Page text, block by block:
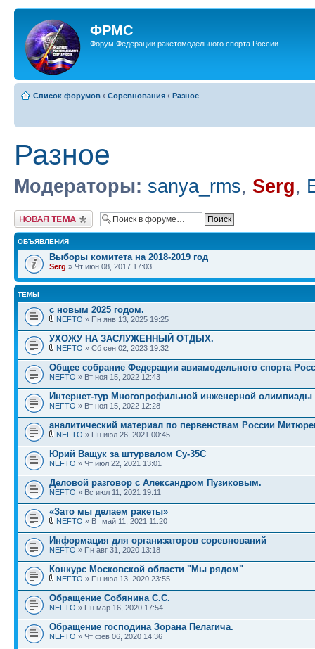
ФРМС
Форум Федерации ракетомодельного спорта России
Список форумов ‹ Соревнования ‹ Разное
Разное
Модераторы: sanya_rms, Serg,
Новая тема
ОБЪЯВЛЕНИЯ
Выборы комитета на 2018-2019 год
Serg » Чт июн 08, 2017 17:03
ТЕМЫ
с новым 2025 годом.
NEFTO » Пн янв 13, 2025 19:25
УХОЖУ НА ЗАСЛУЖЕННЫЙ ОТДЫХ.
NEFTO » Сб сен 02, 2023 19:32
Общее собрание Федерации авиамодельного спорта
NEFTO » Вт ноя 15, 2022 12:43
Интернет-тур Многопрофильной инженерной олимпиады
NEFTO » Вт ноя 15, 2022 12:28
аналитический материал по первенствам России
NEFTO » Пн июл 26, 2021 00:45
Юрий Ващук за штурвалом Су-35С
NEFTO » Чт июл 22, 2021 13:01
Деловой разговор с Александром Пузиковым.
NEFTO » Вс июл 11, 2021 19:11
«Зато мы делаем ракеты»
NEFTO » Вт май 11, 2021 11:20
Информация для организаторов соревнований
NEFTO » Пн авг 31, 2020 13:18
Конкурс Московской области "Мы рядом"
NEFTO » Пн июл 13, 2020 23:55
Обращение Собянина С.С.
NEFTO » Пн мар 16, 2020 17:54
Обращение господина Зорана Пелагича.
NEFTO » Чт фев 06, 2020 14:36